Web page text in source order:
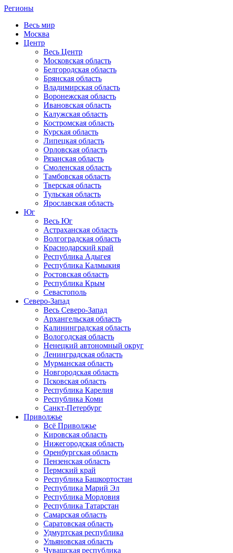
Регионы
Весь мир
Москва
Центр
Весь Центр
Московская область
Белгородская область
Брянская область
Владимирская область
Воронежская область
Ивановская область
Калужская область
Костромская область
Курская область
Липецкая область
Орловская область
Рязанская область
Смоленская область
Тамбовская область
Тверская область
Тульская область
Ярославская область
Юг
Весь Юг
Астраханская область
Волгоградская область
Краснодарский край
Республика Адыгея
Республика Калмыкия
Ростовская область
Республика Крым
Севастополь
Северо-Запад
Весь Северо-Запад
Архангельская область
Калининградская область
Вологодская область
Ненецкий автономный округ
Ленинградская область
Мурманская область
Новгородская область
Псковская область
Республика Карелия
Республика Коми
Санкт-Петербург
Приволжье
Всё Приволжье
Кировская область
Нижегородская область
Оренбургская область
Пензенская область
Пермский край
Республика Башкортостан
Республика Марий Эл
Республика Мордовия
Республика Татарстан
Самарская область
Саратовская область
Удмуртская республика
Ульяновская область
Чувашская республика